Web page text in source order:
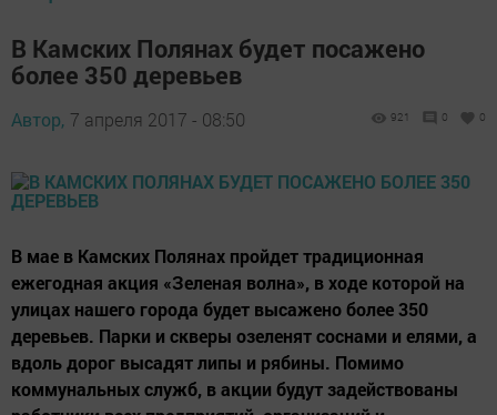
В Камских Полянах будет посажено
более 350 деревьев
Автор, 7 апреля 2017 - 08:50 921 0 0
В мае в Камских Полянах пройдет традиционная
ежегодная акция «Зеленая волна», в ходе которой на
улицах нашего города будет высажено более 350
деревьев. Парки и скверы озеленят соснами и елями, а
вдоль дорог высадят липы и рябины. Помимо
коммунальных служб, в акции будут задействованы